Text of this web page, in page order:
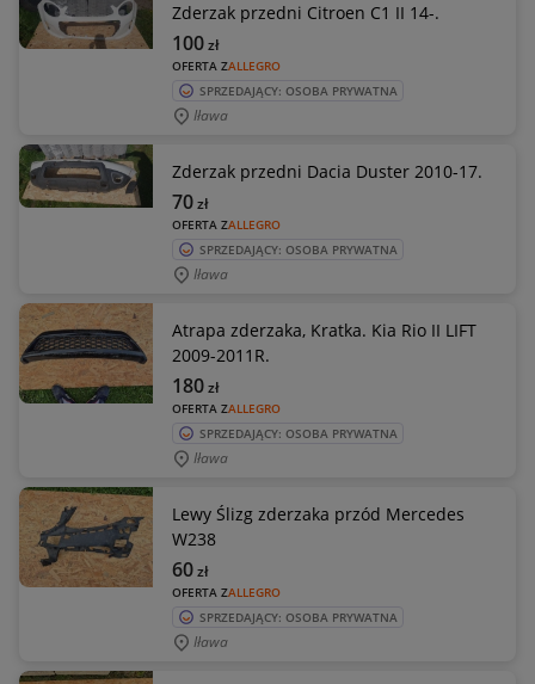
Zderzak przedni Citroen C1 II 14-.
OFERTA ZALLEGRO
100zł
SPRZEDAJĄCY: OSOBA PRYWATNA
Iława
Zderzak przedni Dacia Duster 2010-17.
OFERTA ZALLEGRO
70zł
SPRZEDAJĄCY: OSOBA PRYWATNA
Iława
Atrapa zderzaka, Kratka. Kia Rio II LIFT
2009-2011R.
OFERTA ZALLEGRO
180zł
SPRZEDAJĄCY: OSOBA PRYWATNA
Iława
Lewy Ślizg zderzaka przód Mercedes
W238
OFERTA ZALLEGRO
60zł
SPRZEDAJĄCY: OSOBA PRYWATNA
Iława